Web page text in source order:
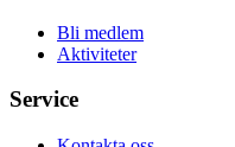
Bli medlem
Aktiviteter
Service